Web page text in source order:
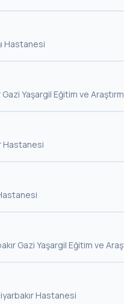
Hastanesi
Gazi Yaşargil Eğitim ve
Hastanesi
Gazi Yaşargil Eğitim ve
Hastanesi